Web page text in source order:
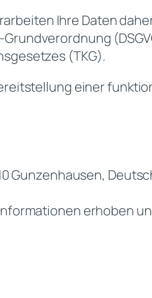
Ihre Daten
(TKG).
einer
Gunzenhausen,
erhoben